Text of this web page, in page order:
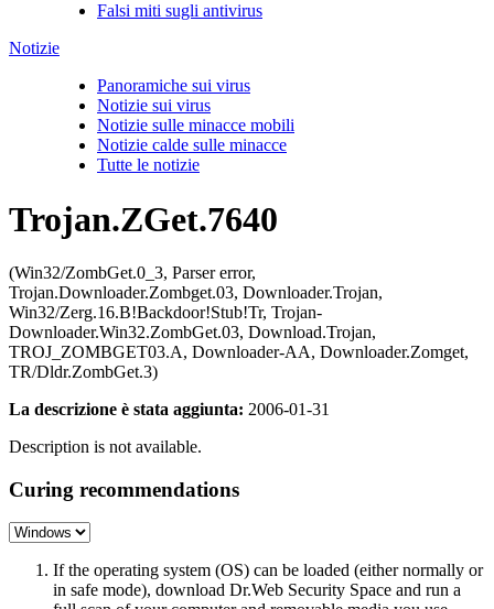
Falsi miti sugli antivirus
Notizie
Panoramiche sui virus
Notizie sui virus
Notizie sulle minacce mobili
Notizie calde sulle minacce
Tutte le notizie
Trojan.ZGet.7640
(Win32/ZombGet.0_3, Parser error,
Trojan.Downloader.Zombget.03, Downloader.Trojan,
Win32/Zerg.16.B!Backdoor!Stub!Tr, Trojan-
Downloader.Win32.ZombGet.03, Download.Trojan,
TROJ_ZOMBGET03.A, Downloader-AA, Downloader.Zomget,
TR/Dldr.ZombGet.3)
La descrizione è stata aggiunta: 2006-01-31
Description is not available.
Curing recommendations
If the operating system (OS) can be loaded (either normally or
in safe mode), download Dr.Web Security Space and run a